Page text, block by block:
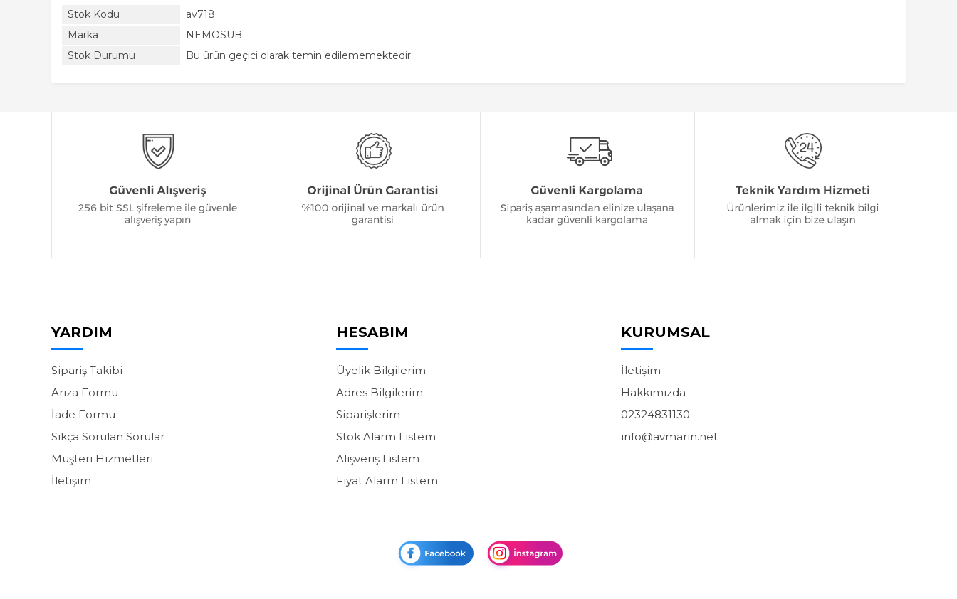
Stok Kodu
av718
Marka
NEMOSUB
Stok Durumu
Bu ürün geçici olarak temin edilememektedir.
YARDIM
Sipariş Takibi
Arıza Formu
İade Formu
Sıkça Sorulan Sorular
Müşteri Hizmetleri
İletişim
HESABIM
Üyelik Bilgilerim
Adres Bilgilerim
Siparişlerim
Stok Alarm Listem
Alışveriş Listem
Fiyat Alarm Listem
KURUMSAL
İletişim
Hakkımızda
02324831130
info@avmarin.net